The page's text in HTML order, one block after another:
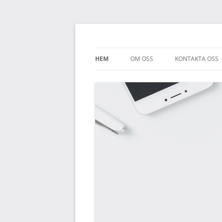
HEM OM OSS KONTAKTA OSS